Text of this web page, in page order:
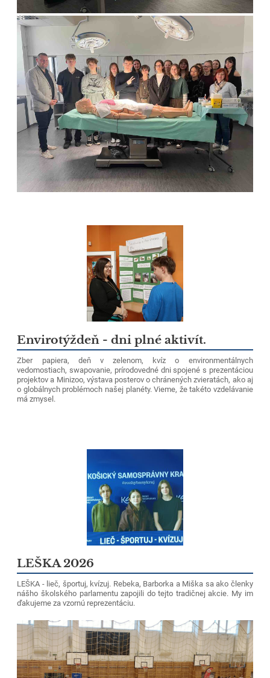
Envirotýždeň - dni plné aktivít.
Zber papiera, deň v zelenom, kvíz o environmentálnych
vedomostiach, swapovanie, prírodovedné dni spojené s prezentáciou
projektov a Minizoo, výstava posterov o chránených zvieratách, ako aj
o globálnych problémoch našej planéty. Vieme, že takéto vzdelávanie
má zmysel.
LEŠKA 2026
LEŠKA - lieč, športuj, kvízuj. Rebeka, Barborka a Miška sa ako členky
nášho školského parlamentu zapojili do tejto tradičnej akcie. My im
ďakujeme za vzornú reprezentáciu.